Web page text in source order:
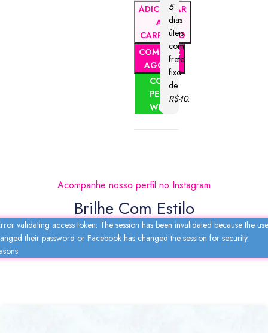
ADICIONAR
AO
CARRINHO
COMPRAR
AGORA
COMPRAR
PELO
WHATSAPP
5
dias
úteis
com
frete
fixo
de
R$40.
Acompanhe nosso perfil no Instagram
Brilhe Com Estilo
validating access token: The session has been invalidated because the
their password or Facebook has changed the session for security